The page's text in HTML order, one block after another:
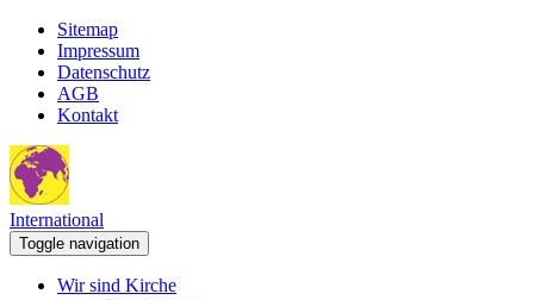
Sitemap
Impressum
Datenschutz
AGB
Kontakt
International
Toggle navigation
Wir sind Kirche